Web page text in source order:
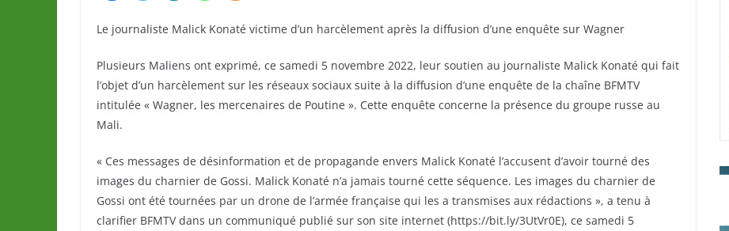
Le journaliste Malick Konaté victime d’un harcèlement après la diffusion d’une enquête sur Wagner
Plusieurs Maliens ont exprimé, ce samedi 5 novembre 2022, leur soutien au journaliste Malick Konaté qui fait
l’objet d’un harcèlement sur les réseaux sociaux suite à la diffusion d’une enquête de la chaîne BFMTV
intitulée « Wagner, les mercenaires de Poutine ». Cette enquête concerne la présence du groupe russe au
Mali.
« Ces messages de désinformation et de propagande envers Malick Konaté l’accusent d’avoir tourné des
images du charnier de Gossi. Malick Konaté n’a jamais tourné cette séquence. Les images du charnier de
Gossi ont été tournées par un drone de l’armée française qui les a transmises aux rédactions », a tenu à
clarifier BFMTV dans un communiqué publié sur son site internet (https://bit.ly/3UtVr0E), ce samedi 5